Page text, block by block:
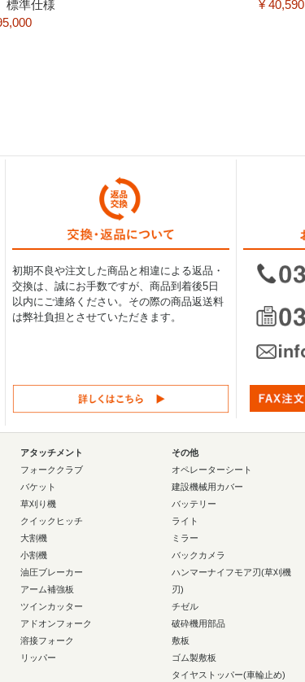
準仕様
¥ 40,590
初期不良や注文した商品と相違による返品・
交換は、誠にお手数ですが、商品到着後5日
以内にご連絡ください。その際の商品返送料
は弊社負担とさせていただきます。
アタッチメント
フォーククラブ
バケット
草刈り機
クイックヒッチ
大割機
小割機
油圧ブレーカー
アーム補強板
ツインカッター
アドオンフォーク
溶接フォーク
リッパー
その他
オペレーターシート
建設機械用カバー
バッテリー
ライト
ミラー
バックカメラ
ハンマーナイフモア刃(草刈機
刃)
チゼル
破砕機用部品
敷板
ゴム製敷板
タイヤストッパー(車輪止め)